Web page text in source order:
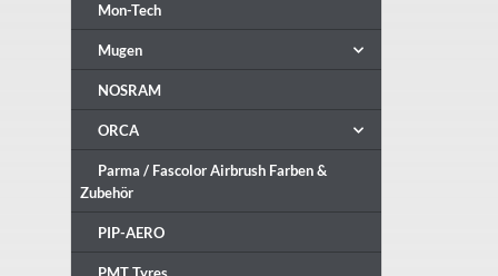
Mon-Tech
Mugen
NOSRAM
ORCA
Parma / Fascolor Airbrush Farben &
Zubehör
PIP-AERO